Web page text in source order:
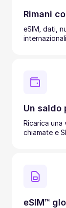
Rimani
eSIM, dati,
Un
Ricarica una
chiamate e
eSIM™